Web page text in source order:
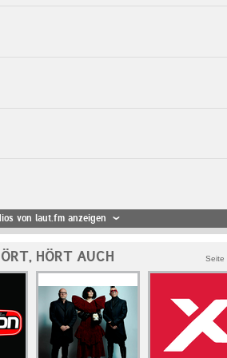
von laut.fm anzeigen
HÖRT AUCH Seite